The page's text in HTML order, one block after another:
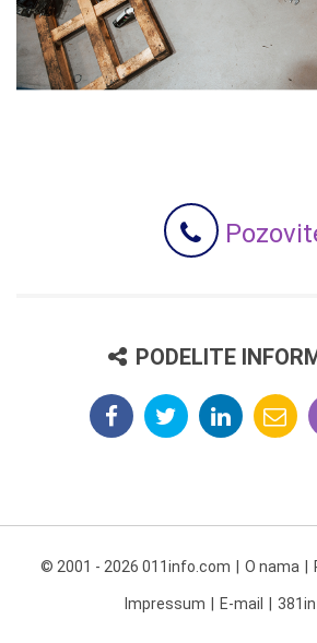
PODELITE
© 2001 - 2026 011info.com O nama
Impressum E-mail